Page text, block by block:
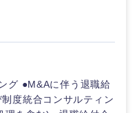
グ ●M&Aに伴う退職給
度統合コンサルティン